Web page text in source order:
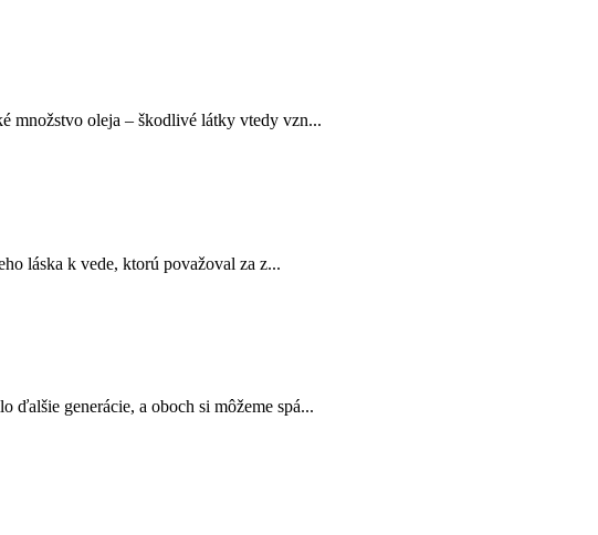
množstvo oleja – škodlivé látky vtedy vzn...
láska k vede, ktorú považoval za z...
generácie, a oboch si môžeme spá...